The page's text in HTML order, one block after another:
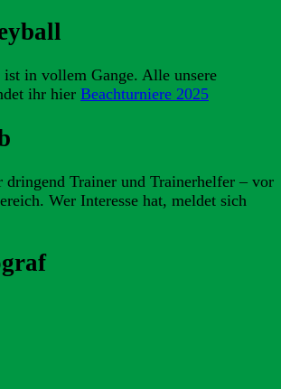
ist in vollem Gange. Alle unsere
ihr hier Beachturniere 2025
dringend Trainer und Trainerhelfer – vor
Wer Interesse hat, meldet sich